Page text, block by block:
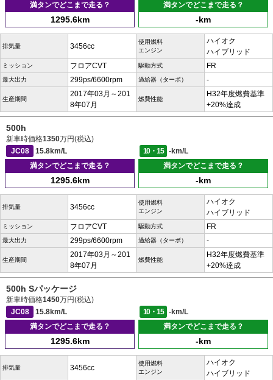
満タンでどこまで走る？
1295.6km
満タンでどこまで走る？
-km
排気量 3456cc
使用燃料
エンジン
ハイオク
ハイブリッド
ミッション フロアCVT 駆動方式 FR
最大出力 299ps/6600rpm 過給器（ターボ） -
生産期間
2017年03月～201
8年07月
燃費性能
H32年度燃費基準
+20%達成
500h
新車時価格1350万円(税込)
JC08
15.8km/L 10・15
-km/L
満タンでどこまで走る？
1295.6km
満タンでどこまで走る？
-km
排気量 3456cc
使用燃料
エンジン
ハイオク
ハイブリッド
ミッション フロアCVT 駆動方式 FR
最大出力 299ps/6600rpm 過給器（ターボ） -
生産期間
2017年03月～201
8年07月
燃費性能
H32年度燃費基準
+20%達成
500h Sパッケージ
新車時価格1450万円(税込)
JC08
15.8km/L 10・15
-km/L
満タンでどこまで走る？
1295.6km
満タンでどこまで走る？
-km
排気量 3456cc
使用燃料
エンジン
ハイオク
ハイブリッド